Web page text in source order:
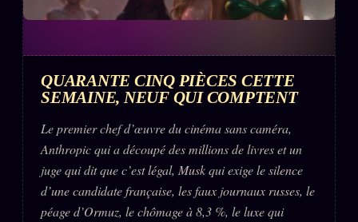
QUARANTE CINQ PIÈCES CETTE
SEMAINE, NEUF QUI COMPTENT
Le premier chef d’œuvre du cinéma sans caméra,
Anthropic qui a découpé des millions de livres et un
juge qui dit que c’est légal, Musk qui exige le silence
d’une candidate française, les faux journaux russes, le
péage d’Ormuz, le chômage à 8,3 %, le luxe qui